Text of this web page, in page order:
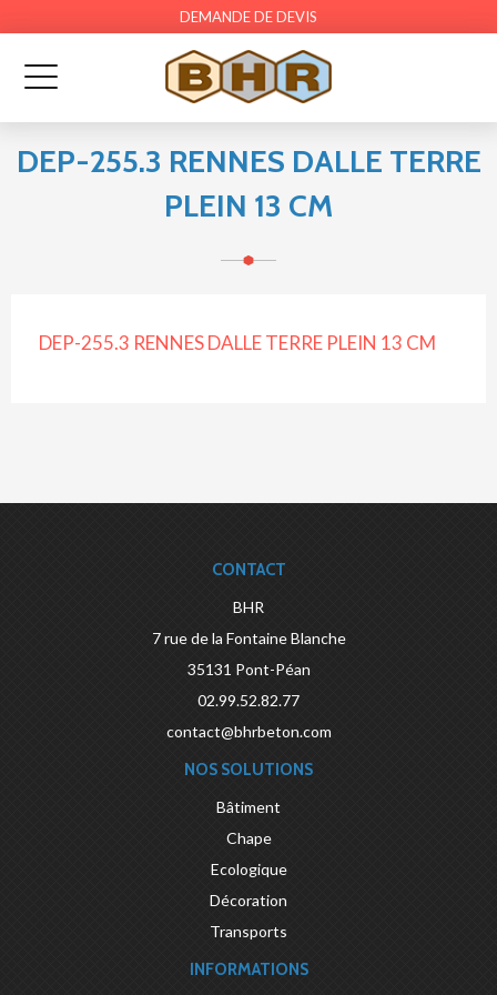
DEMANDE DE DEVIS
DEP-255.3 RENNES DALLE TERRE
PLEIN 13 CM
DEP-255.3 RENNES DALLE TERRE PLEIN 13 CM
CONTACT
BHR
7 rue de la Fontaine Blanche
35131 Pont-Péan
02.99.52.82.77
contact@bhrbeton.com
NOS SOLUTIONS
Bâtiment
Chape
Ecologique
Décoration
Transports
INFORMATIONS